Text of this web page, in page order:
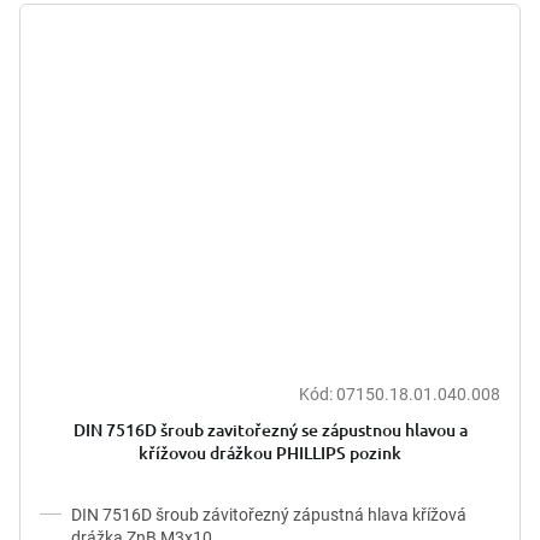
Kód:07150.18.01.040.008
DIN 7516D šroub zavitořezný se zápustnou hlavou a
křížovou drážkou PHILLIPS pozink
DIN 7516D šroub závitořezný zápustná hlava křížová